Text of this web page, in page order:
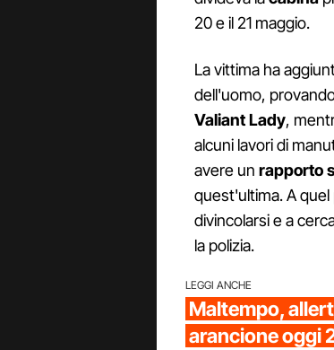
20 e il 21 maggio.
La vittima ha
dell'uomo,
ValiantLady,
alcuni lavori di
avere un rapporto
quest'ultima. A
divincolarsi e a
la polizia.
LEGGI ANCHE
Maltempo,
arancione oggi